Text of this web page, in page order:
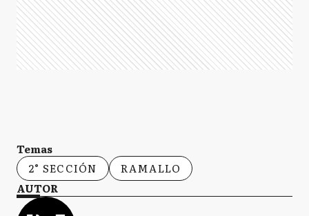
Temas
2° SECCIÓN
RAMALLO
AUTOR